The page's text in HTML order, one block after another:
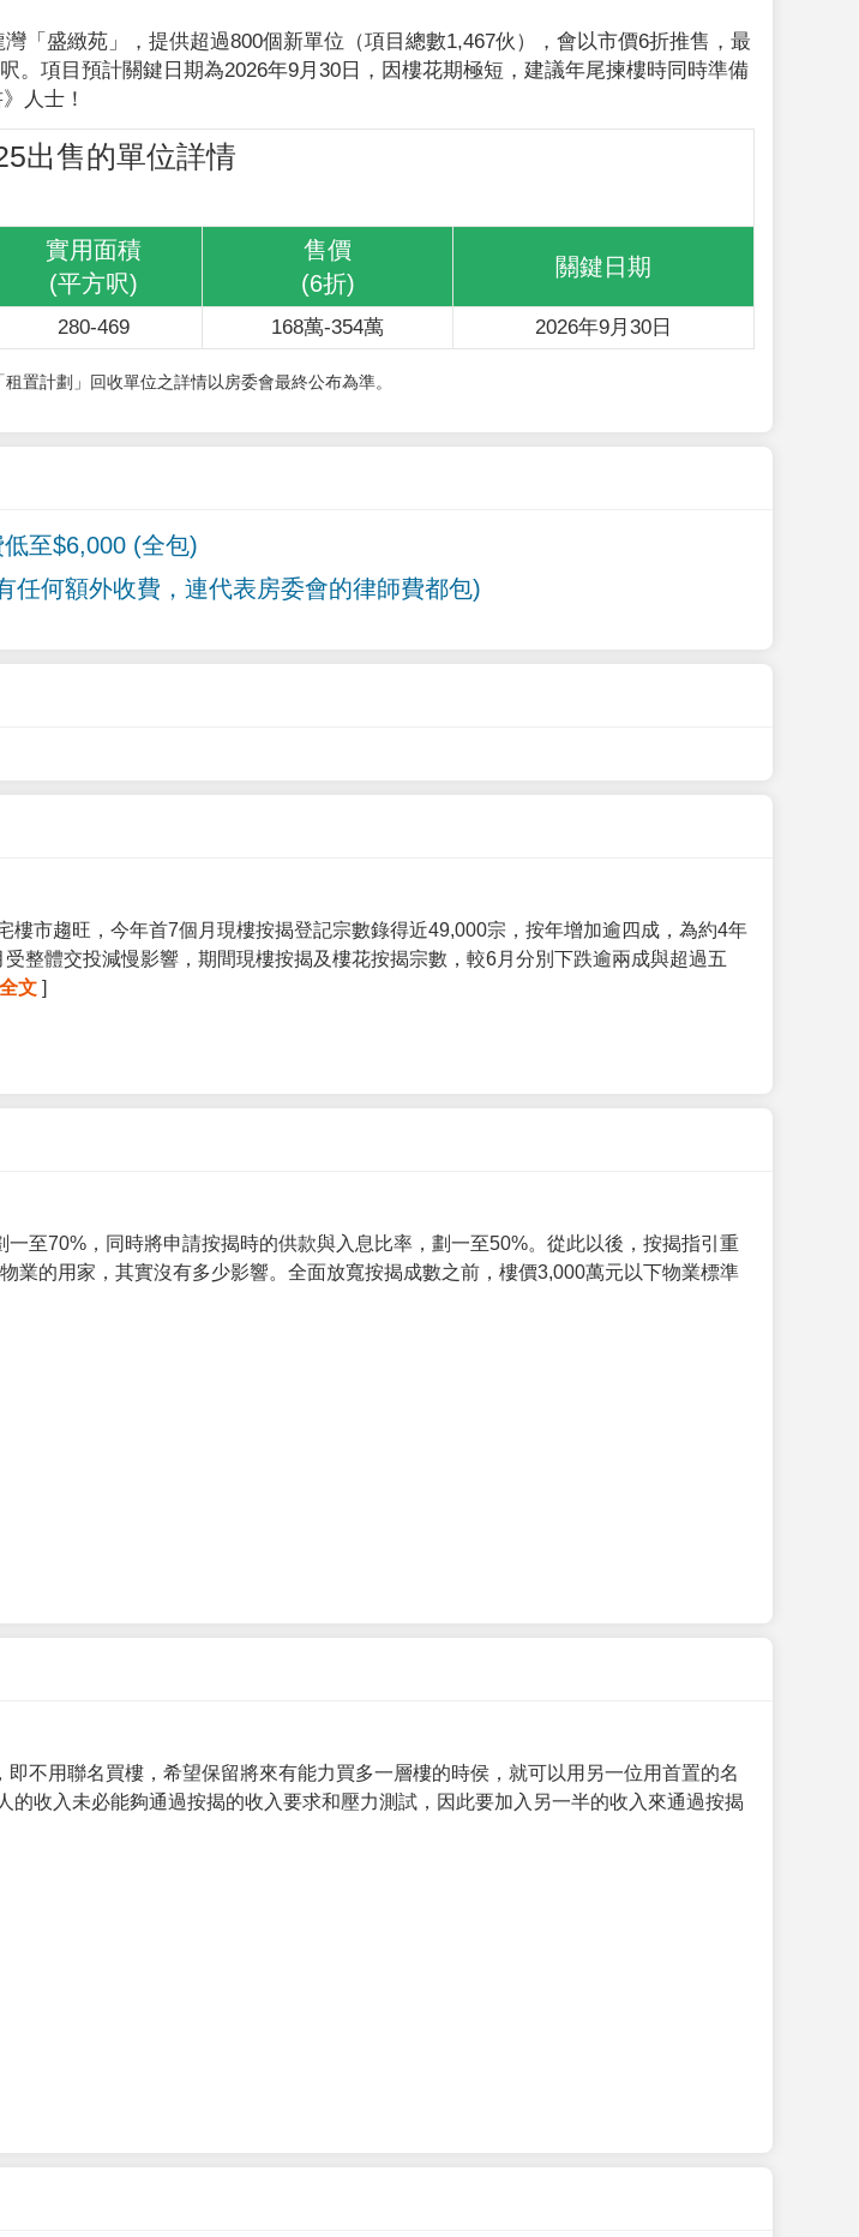
「盛緻苑」，提供超過800個新單位（項目總數1,467伙），會以市價6折推售，最
。項目預計關鍵日期為2026年9月30日，因樓花期極短，建議年尾揀樓時同時準備
人士！
出售的單位詳情
實用面積
(平方呎)
售價
(6折)
關鍵日期
280-469 168萬-354萬 2026年9月30日
置計劃」回收單位之詳情以房委會最終公布為準。
至$6,000 (全包)
任何額外收費，連代表房委會的律師費都包)
樓市趨旺，今年首7個月現樓按揭登記宗數錄得近49,000宗，按年增加逾四成，為約4年
整體交投減慢影響，期間現樓按揭及樓花按揭宗數，較6月分別下跌逾兩成與超過五
文 ]
至70%，同時將申請按揭時的供款與入息比率，劃一至50%。從此以後，按揭指引重
業的用家，其實沒有多少影響。全面放寬按揭成數之前，樓價3,000萬元以下物業標準
不用聯名買樓，希望保留將來有能力買多一層樓的時侯，就可以用另一位用首置的名
收入未必能夠通過按揭的收入要求和壓力測試，因此要加入另一半的收入來通過按揭